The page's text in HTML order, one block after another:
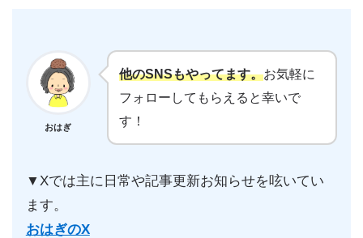
おはぎ
他のSNSもやってます。お気軽に
フォローしてもらえると幸いで
す！
▼Xでは主に日常や記事更新お知らせを呟いてい
ます。
おはぎのX